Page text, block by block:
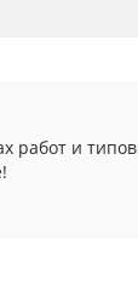
работ и